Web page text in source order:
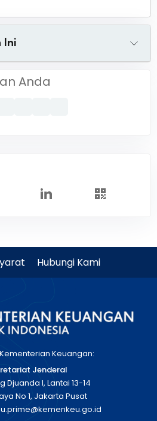
Ini
Anda
Hubungi Kami
Keuangan:
Jenderal
Djuanda I, Lantai 13-14
No 1, Jakarta Pusat